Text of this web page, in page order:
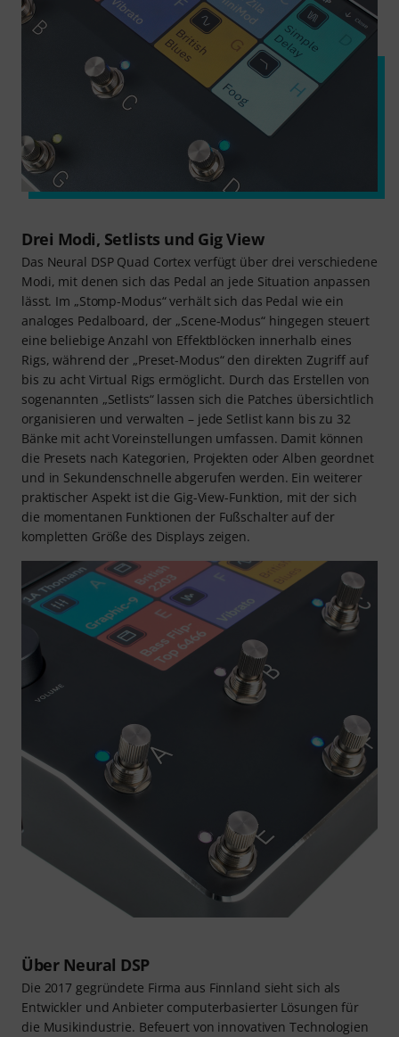
Drei Modi, Setlists und Gig View
Das Neural DSP Quad Cortex verfügt über drei verschiedene
Modi, mit denen sich das Pedal an jede Situation anpassen
lässt. Im „Stomp-Modus“ verhält sich das Pedal wie ein
analoges Pedalboard, der „Scene-Modus“ hingegen steuert
eine beliebige Anzahl von Effektblöcken innerhalb eines
Rigs, während der „Preset-Modus“ den direkten Zugriff auf
bis zu acht Virtual Rigs ermöglicht. Durch das Erstellen von
sogenannten „Setlists“ lassen sich die Patches übersichtlich
organisieren und verwalten – jede Setlist kann bis zu 32
Bänke mit acht Voreinstellungen umfassen. Damit können
die Presets nach Kategorien, Projekten oder Alben geordnet
und in Sekundenschnelle abgerufen werden. Ein weiterer
praktischer Aspekt ist die Gig-View-Funktion, mit der sich
die momentanen Funktionen der Fußschalter auf der
kompletten Größe des Displays zeigen.
Über Neural DSP
Die 2017 gegründete Firma aus Finnland sieht sich als
Entwickler und Anbieter computerbasierter Lösungen für
die Musikindustrie. Befeuert von innovativen Technologien